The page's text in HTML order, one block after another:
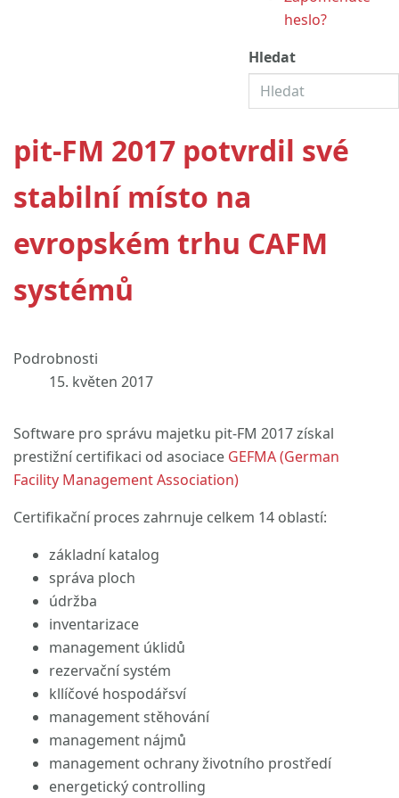
heslo?
Hledat
pit-FM 2017 potvrdil své
stabilní místo na
evropském trhu CAFM
systémů
Podrobnosti
15. květen 2017
Software pro správu majetku pit-FM 2017 získal
prestižní certifikaci od asociace GEFMA (German
Facility Management Association)
Certifikační proces zahrnuje celkem 14 oblastí:
základní katalog
správa ploch
údržba
inventarizace
management úklidů
rezervační systém
kllíčové hospodářsví
management stěhování
management nájmů
management ochrany životního prostředí
energetický controlling